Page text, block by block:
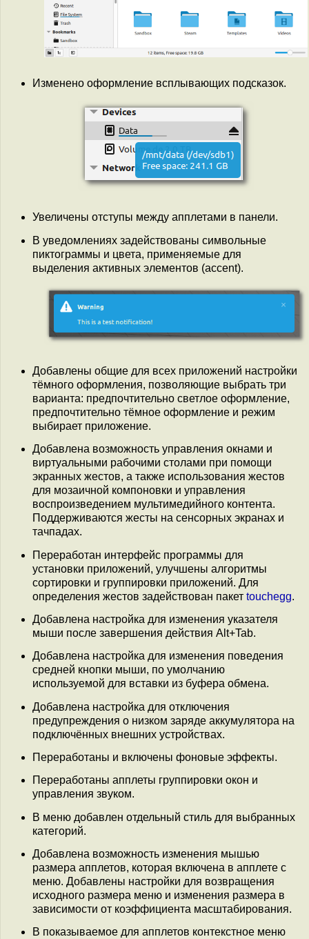
Изменено оформление всплывающих подсказок.
Увеличены отступы между апплетами в панели.
В уведомлениях задействованы символьные
пиктограммы и цвета, применяемые для
выделения активных элементов (accent).
Добавлены общие для всех приложений настройки
тёмного оформления, позволяющие выбрать три
варианта: предпочтительно светлое оформление,
предпочтительно тёмное оформление и режим
выбирает приложение.
Добавлена возможность управления окнами и
виртуальными рабочими столами при помощи
экранных жестов, а также использования жестов
для мозаичной компоновки и управления
воспроизведением мультимедийного контента.
Поддерживаются жесты на сенсорных экранах и
тачпадах.
Переработан интерфейс программы для
установки приложений, улучшены алгоритмы
сортировки и группировки приложений. Для
определения жестов задействован пакет touchegg.
Добавлена настройка для изменения указателя
мыши после завершения действия Alt+Tab.
Добавлена настройка для изменения поведения
средней кнопки мыши, по умолчанию
используемой для вставки из буфера обмена.
Добавлена настройка для отключения
предупреждения о низком заряде аккумулятора на
подключённых внешних устройствах.
Переработаны и включены фоновые эффекты.
Переработаны апплеты группировки окон и
управления звуком.
В меню добавлен отдельный стиль для выбранных
категорий.
Добавлена возможность изменения мышью
размера апплетов, которая включена в апплете с
меню. Добавлены настройки для возвращения
исходного размера меню и изменения размера в
зависимости от коэффициента масштабирования.
В показываемое для апплетов контекстное меню